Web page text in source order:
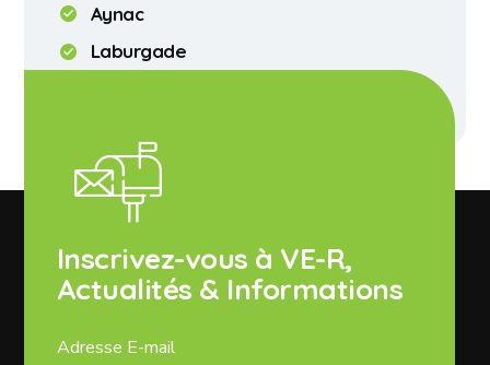
Aynac
Laburgade
Inscrivez-vous à VE-R,
Actualités & Informations
Adresse E-mail